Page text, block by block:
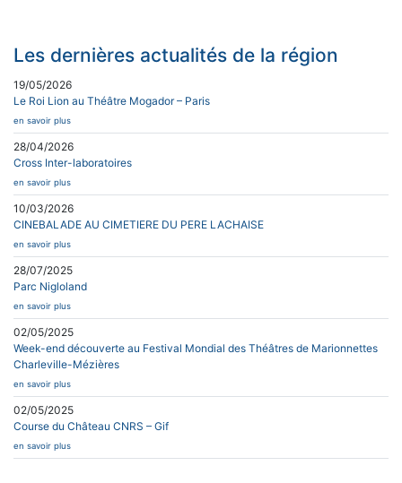
Les dernières actualités de la région
19/05/2026
Le Roi Lion au Théâtre Mogador – Paris
en savoir plus
28/04/2026
Cross Inter-laboratoires
en savoir plus
10/03/2026
CINEBALADE AU CIMETIERE DU PERE LACHAISE
en savoir plus
28/07/2025
Parc Nigloland
en savoir plus
02/05/2025
Week-end découverte au Festival Mondial des Théâtres de Marionnettes
Charleville-Mézières
en savoir plus
02/05/2025
Course du Château CNRS – Gif
en savoir plus